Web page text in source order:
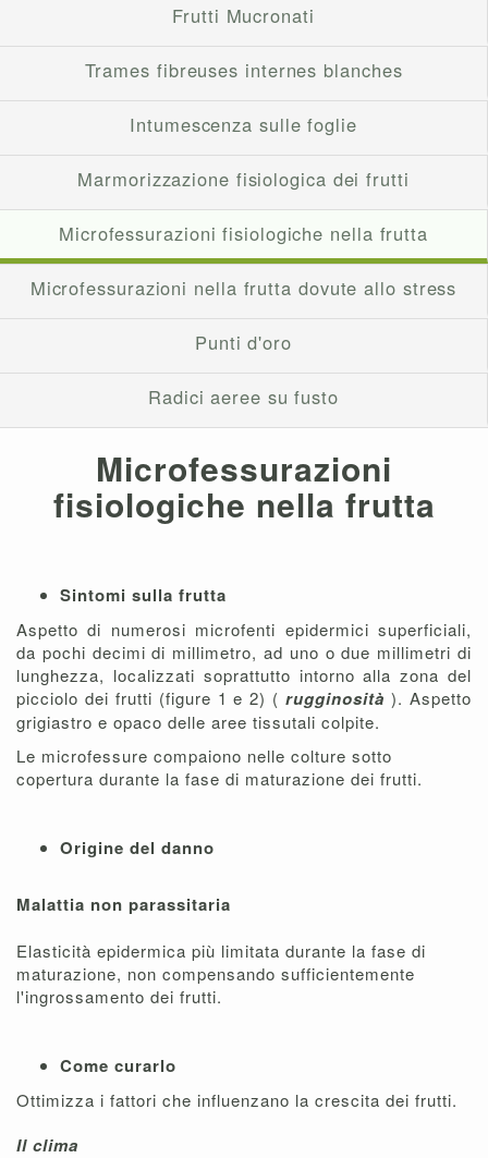
Frutti Mucronati
Trames fibreuses internes blanches
Intumescenza sulle foglie
Marmorizzazione fisiologica dei frutti
Microfessurazioni fisiologiche nella frutta
Microfessurazioni nella frutta dovute allo stress
Punti d'oro
Radici aeree su fusto
Microfessurazioni
fisiologiche nella frutta
Sintomi sulla frutta
Aspetto di numerosi microfenti epidermici superficiali,
da pochi decimi di millimetro, ad uno o due millimetri di
lunghezza, localizzati soprattutto intorno alla zona del
picciolo dei frutti (figure 1 e 2) (rugginosità). Aspetto
grigiastro e opaco delle aree tissutali colpite.
Le microfessure compaiono nelle colture sotto
copertura durante la fase di maturazione dei frutti.
Origine del danno
Malattia non parassitaria
Elasticità epidermica più limitata durante la fase di
maturazione, non compensando sufficientemente
l'ingrossamento dei frutti.
Come curarlo
Ottimizza i fattori che influenzano la crescita dei frutti.
Il clima